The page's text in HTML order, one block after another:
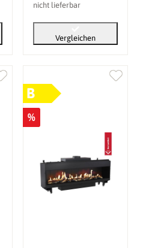
nicht lieferbar
Vergleichen
B
%